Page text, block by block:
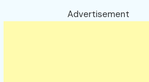
Advertisement